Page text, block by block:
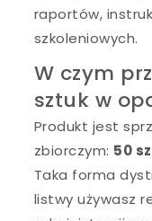
raportów,
szkoleniowych.
W czym
sztuk w
Produkt jest
zbiorczym: 50
Taka forma
listwy używasz